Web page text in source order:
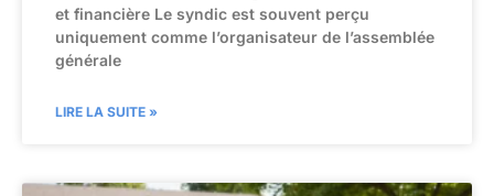
et financière Le syndic est souvent perçu
uniquement comme l’organisateur de l’assemblée
générale
LIRE LA SUITE »